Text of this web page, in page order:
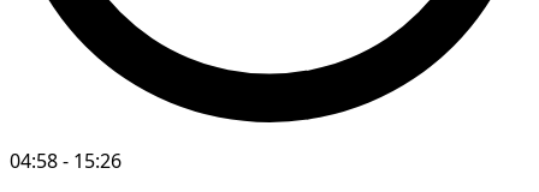
04:58 - 15:26